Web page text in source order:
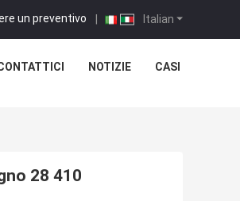
Italian
un preventivo |
NOTIZIE CASI
28 410